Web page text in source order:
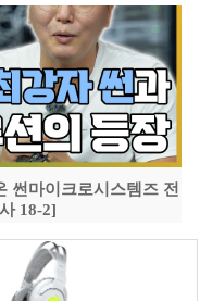
썬마이크로시스템즈 전
18-2]